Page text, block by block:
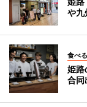
や九
食べる
姫
合同